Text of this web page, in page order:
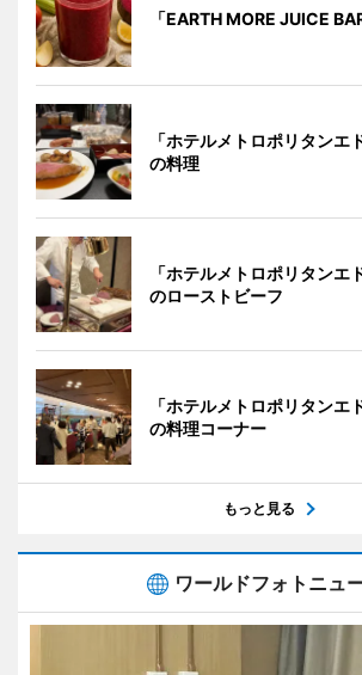
「EARTH MORE JUICE
「ホテルメトロポリタンエ
の料理
「ホテルメトロポリタンエ
のローストビーフ
「ホテルメトロポリタンエ
の料理コーナー
もっと見る
ワールドフォトニュ